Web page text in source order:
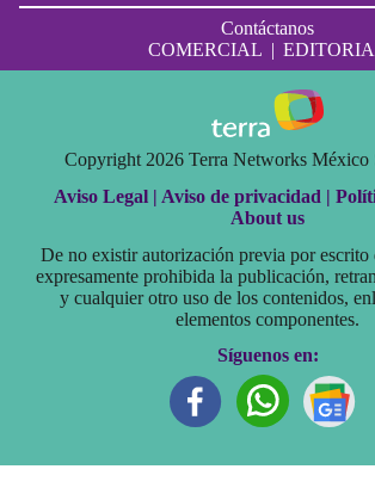
Contáctanos
COMERCIAL |
Copyright 2026 Terra Networks México
Aviso Legal | Aviso de privacidad |
About us
De no existir autorización previa por escrito
expresamente prohibida la publicación,
y cualquier otro uso de los contenidos,
elementos componentes.
Síguenos en: